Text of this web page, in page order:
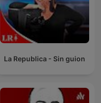
La Republica - Sin guion